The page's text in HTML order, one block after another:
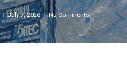
July 7, 2026 No Comments